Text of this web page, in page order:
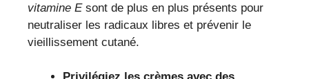
vitamine Esont de plus en plus présents pour
neutraliser les radicaux libres et prévenir le
vieillissement cutané.